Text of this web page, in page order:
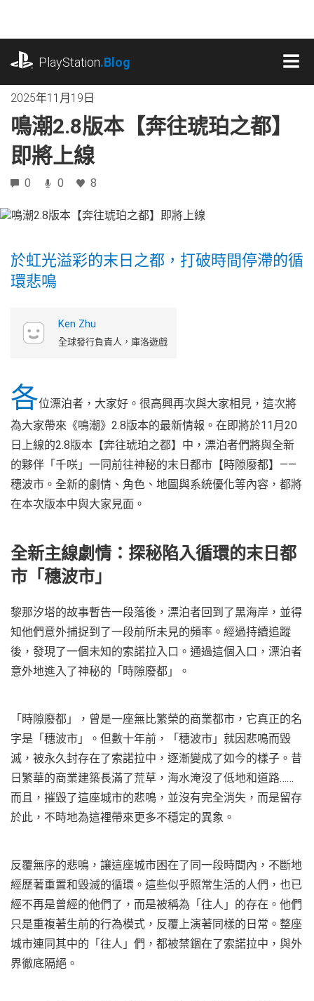
內
PlayStation.Blog
2025年11月19日
鳴潮2.8版本【奔往琥珀之都】
即將上線
0 0 8
於虹光溢彩的末日之都，打破時間停滯的循
環悲鳴
Ken Zhu
全球發行負責人，庫洛遊戲
各位漂泊者，大家好。很高興再次與大家相見，這次將
為大家帶來《鳴潮》2.8版本的最新情報。在即將於11月20
日上線的2.8版本【奔往琥珀之都】中，漂泊者們將與全新
的夥伴「千咲」一同前往神秘的末日都市【時隙廢都】——
穗波市。全新的劇情、角色、地圖與系統優化等內容，都將
在本次版本中與大家見面。
全新主線劇情：探秘陷入循環的末日都
市「穗波市」
黎那汐塔的故事暫告一段落後，漂泊者回到了黑海岸，並得
知他們意外捕捉到了一段前所未見的頻率。經過持續追蹤
後，發現了一個未知的索諾拉入口。通過這個入口，漂泊者
意外地進入了神秘的「時隙廢都」。
「時隙廢都」，曾是一座無比繁榮的商業都市，它真正的名
字是「穗波市」。但數十年前，「穗波市」就因悲鳴而毀
滅，被永久封存在了索諾拉中，逐漸變成了如今的樣子。昔
日繁華的商業建築長滿了荒草，海水淹沒了低地和道路……
而且，摧毀了這座城市的悲鳴，並沒有完全消失，而是留存
於此，不時地為這裡帶來更多不穩定的異象。
反覆無序的悲鳴，讓這座城市困在了同一段時間內，不斷地
經歷著重置和毀滅的循環。這些似乎照常生活的人們，也已
經不再是曾經的他們了，而是被稱為「往人」的存在。他們
只是重複著生前的行為模式，反覆上演著同樣的日常。整座
城市連同其中的「往人」們，都被禁錮在了索諾拉中，與外
界徹底隔絕。